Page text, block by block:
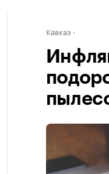
Кавказ